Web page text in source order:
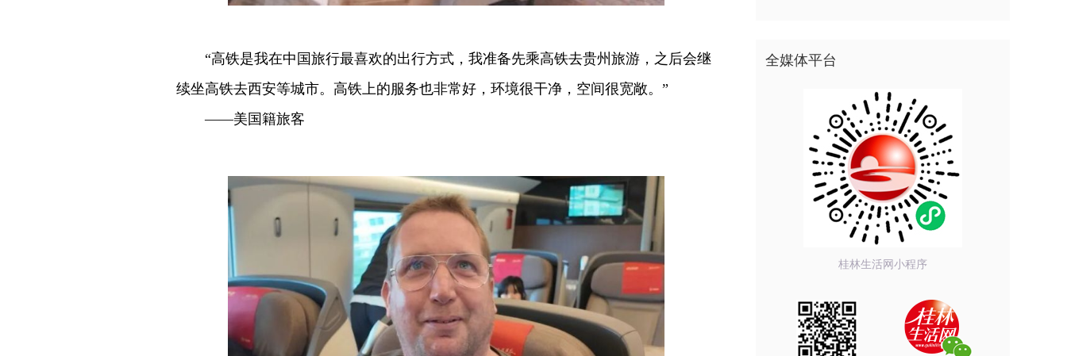
“高铁是我在中国旅行最喜欢的出行方式，我准备先乘高铁去贵州旅游，之后会继
续坐高铁去西安等城市。高铁上的服务也非常好，环境很干净，空间很宽敞。”
——美国籍旅客
全媒体平台
桂林生活网小程序